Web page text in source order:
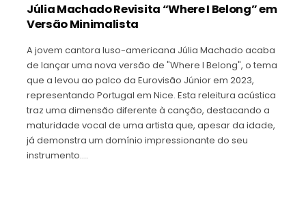
Júlia Machado Revisita “Where I Belong” em
Versão Minimalista
A jovem cantora luso-americana Júlia Machado acaba
de lançar uma nova versão de "Where I Belong", o tema
que a levou ao palco da Eurovisão Júnior em 2023,
representando Portugal em Nice. Esta releitura acústica
traz uma dimensão diferente à canção, destacando a
maturidade vocal de uma artista que, apesar da idade,
já demonstra um domínio impressionante do seu
instrumento.…